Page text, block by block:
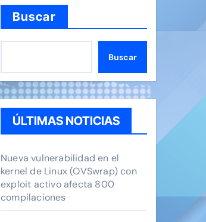
Buscar
Buscar
ÚLTIMAS NOTICIAS
Nueva vulnerabilidad en el
kernel de Linux (OVSwrap) con
exploit activo afecta 800
compilaciones